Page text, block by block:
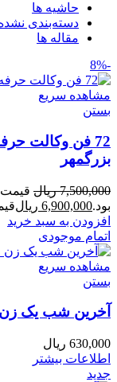
حاشیه ها
دسته‌بندی
مقاله ها
-8%
مشاهده سریع
بستن
72 فن وکالت
بزرگمهر
7,500,000 ریال
بود.6,900,000 ریالقیمت
افزودن به سبد خرید
اتمام موجودی
مشاهده سریع
بستن
آخرین شب یک
630,000 ریال
اطلاعات بیشتر
جدید